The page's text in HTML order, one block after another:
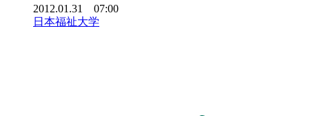
2012.01.31 07:00
日本福祉大学